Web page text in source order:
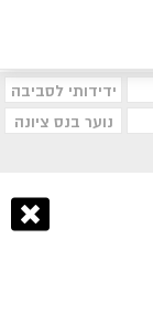
ידידותי לסביבה
נוער בנס ציונה